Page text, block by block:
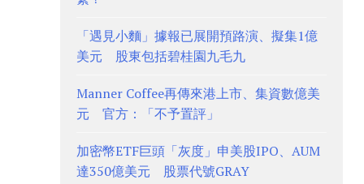
「遇見小麵」據報已展開預路演、擬集1億
美元 股東包括碧桂園九毛九
Manner Coffee再傳來港上市、集資數億美
元 官方：「不予置評」
加密幣ETF巨頭「灰度」申美股IPO、AUM
達350億美元 股票代號GRAY